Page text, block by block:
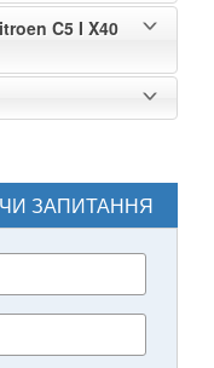
C5 I X40
ЗАПИТАННЯ